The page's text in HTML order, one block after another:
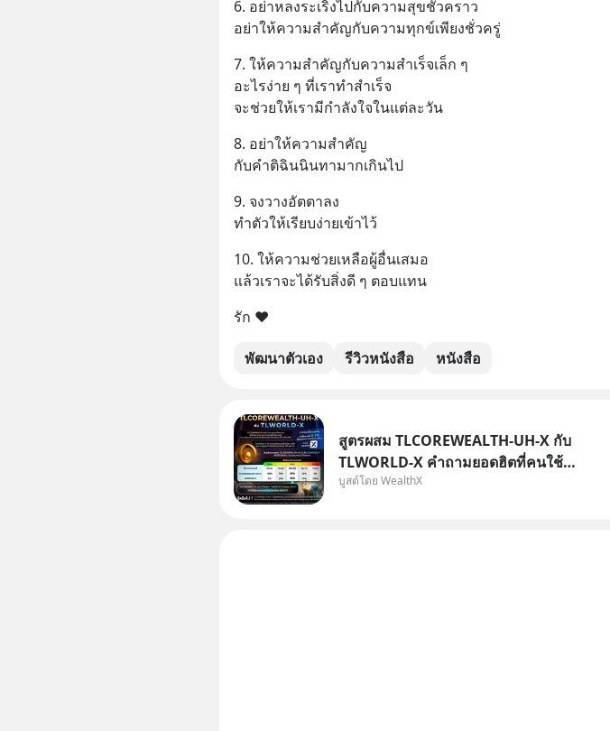
6. อย่าหลงระเริงไปกับความสุขชั่วคราว
อย่าให้ความสำคัญกับความทุกข์เพียงชั่วครู่
7. ให้ความสำคัญกับความสำเร็จเล็ก ๆ
อะไรง่าย ๆ ที่เราทำสำเร็จ
จะช่วยให้เรามีกำลังใจในแต่ละวัน
8. อย่าให้ความสำคัญ
กับคำติฉินนินทามากเกินไป
9. จงวางอัตตาลง
ทำตัวให้เรียบง่ายเข้าไว้
10. ให้ความช่วยเหลือผู้อื่นเสมอ
แล้วเราจะได้รับสิ่งดี ๆ ตอบแทน
รัก ❤️
พัฒนาตัวเอง รีวิวหนังสือ หนังสือ
สูตรผสม TLCOREWEALTH-UH-X กับ
TLWORLD-X คำถามยอดฮิตที่คนใช้
WealthX ถามเข้ามา
บูสต์โดย WealthX